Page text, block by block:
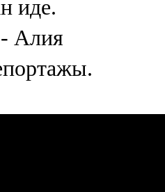
иде.
Алия